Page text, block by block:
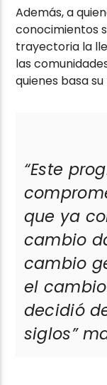
Además, a
conocimientos
trayectoria la
las
quienes basa
“Este
que ya
cambio
cambio
el
decidió
siglos”